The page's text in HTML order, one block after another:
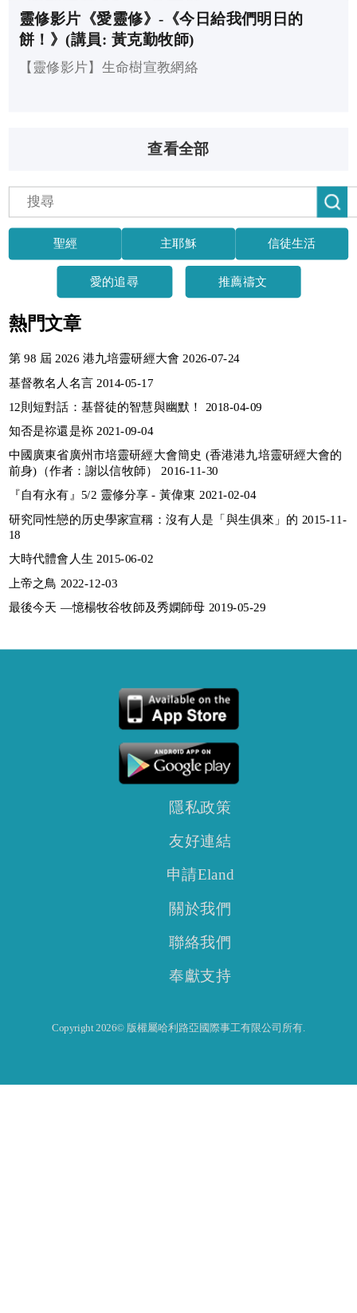
靈修影片《愛靈修》-《今日給我們明日的
餅！》(講員: 黃克勤牧師)
【靈修影片】生命樹宣教網絡
查看全部
聖經 主耶穌 信徒生活
愛的追尋 推薦禱文
熱門文章
第 98 屆 2026 港九培靈研經大會 2026-07-24
基督教名人名言 2014-05-17
12則短對話：基督徒的智慧與幽默！ 2018-04-09
知否是祢還是袮 2021-09-04
中國廣東省廣州市培靈研經大會簡史 (香港港九培靈研經大會的
前身)（作者：謝以信牧師） 2016-11-30
『自有永有』5/2 靈修分享 - 黃偉東 2021-02-04
研究同性戀的历史學家宣稱：沒有人是「與生俱來」的 2015-11-
18
大時代體會人生 2015-06-02
上帝之鳥 2022-12-03
最後今天 —憶楊牧谷牧師及秀嫻師母 2019-05-29
隱私政策
友好連結
申請Eland
關於我們
聯絡我們
奉獻支持
Copyright 2026© 版權屬哈利路亞國際事工有限公司所有.